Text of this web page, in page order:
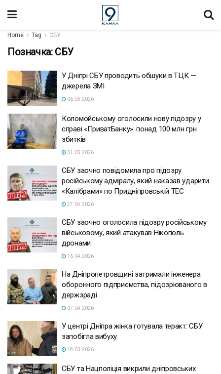
Home Tag СБУ
Позначка: СБУ
У Дніпрі СБУ проводить обшуки в ТЦК —
джерела ЗМІ
06.05.2026
Коломойському оголосили нову підозру у
справі «ПриватБанку»: понад 100 млн грн
збитків
01.05.2026
СБУ заочно повідомила про підозру
російському адміралу, який наказав ударити
«Калібрами» по Придніпровській ТЕС
27.04.2026
СБУ заочно оголосила підозру російському
військовому, який атакував Нікополь
дронами
16.04.2026
На Дніпропетровщині затримали інженера
оборонного підприємства, підозрюваного в
держзраді
07.04.2026
У центрі Дніпра жінка готувала теракт: СБУ
запобігла вибуху
18.03.2026
СБУ та Нацполіція викрили дніпровських